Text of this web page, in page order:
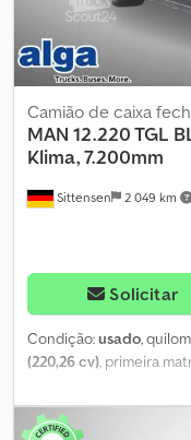
Sittensen 2 049 km
Camião de caixa
MAN 12.220 TGL
Klima, 7.200mm
Solicitar
Condição:usado,
(220,26 cv), primeira
laranja, tipo de
Euro 5, largura total: